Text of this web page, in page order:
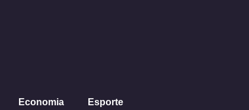
Economia Esporte